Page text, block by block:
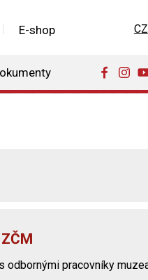
E-shop CZ
odbornými pracovníky